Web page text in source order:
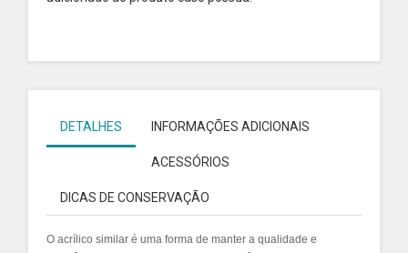
DETALHES INFORMAÇÕES ADICIONAIS
ACESSÓRIOS
DICAS DE CONSERVAÇÃO
O acrílico similar é uma forma de manter a qualidade e